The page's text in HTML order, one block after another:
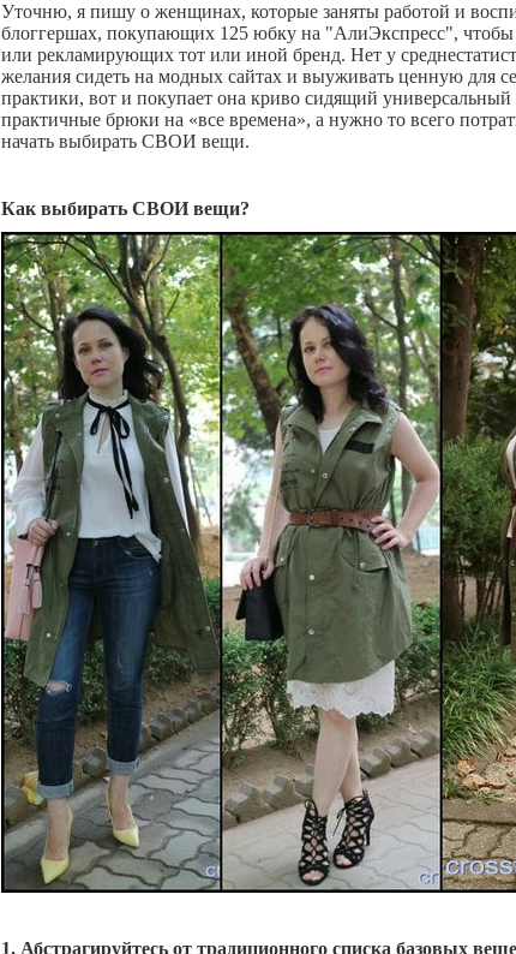
Уточню, я пишу о женщинах, которые заняты работой и
блоггершах, покупающих 125 юбку на "АлиЭкспресс", чтобы
или рекламирующих тот или иной бренд. Нет у
желания сидеть на модных сайтах и выуживать ценную для
практики, вот и покупает она криво сидящий универсальный
практичные брюки на «все времена», а нужно то всего
начать выбирать СВОИ вещи.
Как выбирать СВОИ вещи?
1. Абстрагируйтесь от традиционного списка базовых